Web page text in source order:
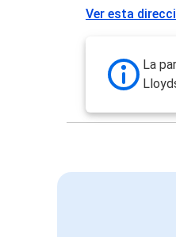
Ver esta
La